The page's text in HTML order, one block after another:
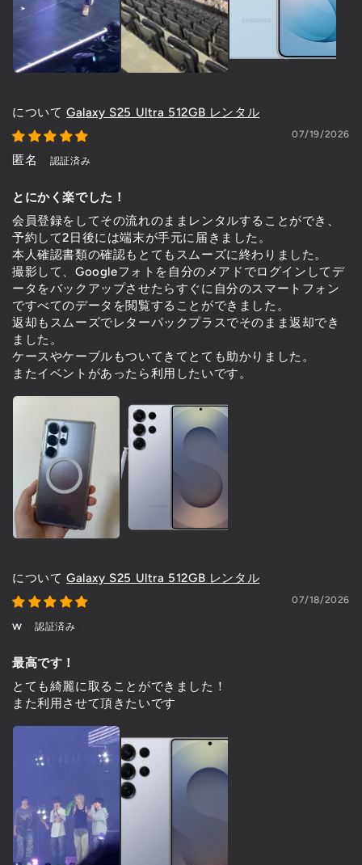
Galaxy S25 Ultra 512GB レンタル
07/19/2026
匿名
とにかく楽でした！
会員登録をしてその流れのままレンタルすることができ、
予約して2日後には端末が手元に届きました。
本人確認書類の確認もとてもスムーズに終わりました。
撮影して、Googleフォトを自分のメアドでログインしてデ
ータをバックアップさせたらすぐに自分のスマートフォン
ですべてのデータを閲覧することができました。
返却もスムーズでレターパックプラスでそのまま返却でき
ました。
ケースやケーブルもついてきてとても助かりました。
またイベントがあったら利用したいです。
Galaxy S25 Ultra 512GB レンタル
07/18/2026
w
最高です！
とても綺麗に取ることができました！
また利用させて頂きたいです